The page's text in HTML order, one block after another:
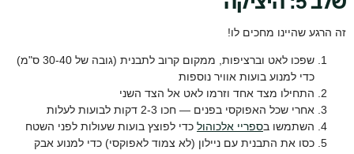
זה הרגע שהיינו מחכים לו!
שפכו לאט וברציפות, ממקום קרוב לתבנית (גובה של 30-40 ס"מ)
כדי למנוע בועות אוויר נוספות
התחילו מצד אחד וזרמו לאט אל הצד השני
אחרי שכל האפוקסי בפנים — חכו 2-3 דקות לבועות לעלות
השתמשו בספריי אלכוהול כדי לפוצץ בועות שעולות לפני השטח
כסו את התבנית עם ניילון (לא צמוד לאפוקסי) כדי למנוע אבק